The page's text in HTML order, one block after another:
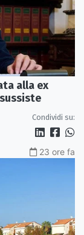
alla ex
Condividi su:
23 ore fa